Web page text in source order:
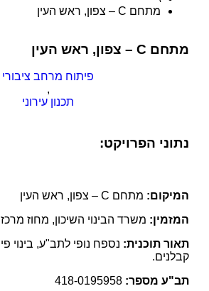
מתחם C – צפון, ראש העין
מתחם C – צפון, ראש העין
פיתוח מרחב ציבורי
,
תכנון עירוני
נתוני הפרויקט:
המיקום: מתחם C – צפון, ראש העין
המזמין: משרד הבינוי השיכון, מחוז מרכז
תאור תוכנית:
קבלנים.
תב"ע מספר: